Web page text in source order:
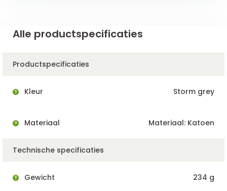
Alle productspecificaties
Productspecificaties
Kleur Storm grey
Materiaal Materiaal: Katoen
Technische specificaties
Gewicht 234 g